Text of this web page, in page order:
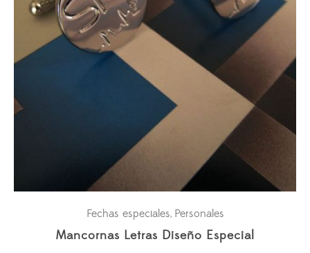
Fechas especiales, Personales
Mancornas Letras Diseño Especial